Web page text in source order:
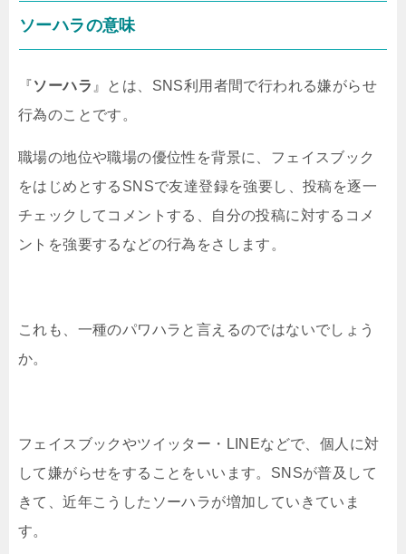
ソーハラの意味
『ソーハラ 』とは、SNS利用者間で行われる嫌がらせ
行為のことです。
職場の地位や職場の優位性を背景に、フェイスブック
をはじめとするSNSで友達登録を強要し、投稿を逐一
チェックしてコメントする、自分の投稿に対するコメ
ントを強要するなどの行為をさします。
これも、一種のパワハラと言えるのではないでしょう
か。
フェイスブックやツイッター・LINEなどで、個人に対
して嫌がらせをすることをいいます。SNSが普及して
きて、近年こうしたソーハラが増加していきていま
す。